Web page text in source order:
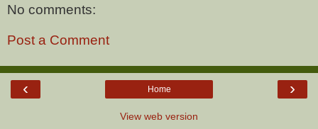
No comments:
Post a Comment
‹ ›
Home
View web version